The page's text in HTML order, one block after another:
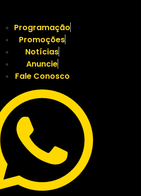
Programação
Promoções
Notícias
Anuncie
Fale Conosco